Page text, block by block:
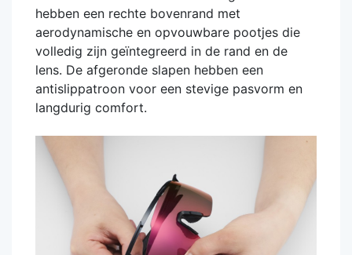
hebben een rechte bovenrand met
aerodynamische en opvouwbare pootjes die
volledig zijn geïntegreerd in de rand en de
lens. De afgeronde slapen hebben een
antislippatroon voor een stevige pasvorm en
langdurig comfort.